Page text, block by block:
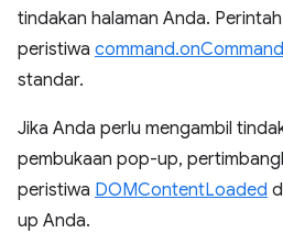
tindakan halaman Anda.
peristiwa command.onCommand
standar.
Jika Anda perlu mengambil
pembukaan pop-up,
peristiwa DOMContentLoaded
up Anda.